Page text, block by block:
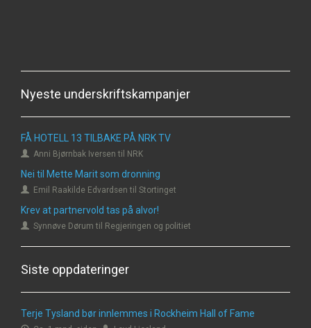
Nyeste underskriftskampanjer
FÅ HOTELL 13 TILBAKE PÅ NRK TV
Anni Bjørnbak Iversen til NRK
Nei til Mette Marit som dronning
Emil Raakilde Edvardsen til Stortinget
Krev at partnervold tas på alvor!
Synnøve Dørum til Regjeringen og politiet
Siste oppdateringer
Terje Tysland bør innlemmes i Rockheim Hall of Fame